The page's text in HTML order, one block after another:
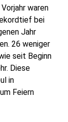
waren
bei
Jahr
26 weniger
seit Beginn
Diese
in
Feiern